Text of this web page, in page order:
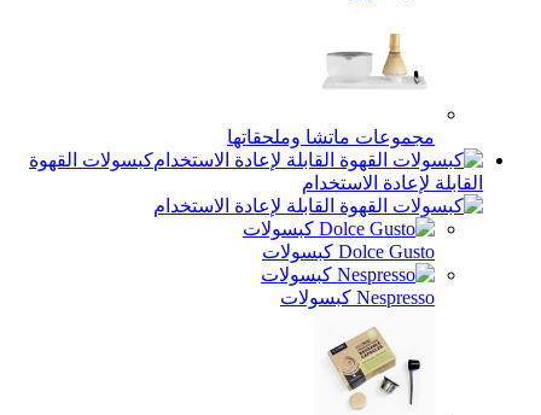
مجموعات ماتشا وملحقاتها
كبسولات القهوة
القابلة لإعادة الاستخدام
Dolce Gusto كبسولات
Nespresso كبسولات